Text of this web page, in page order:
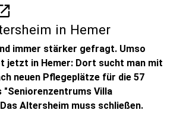
in Hemer
immer stärker gefragt. Umso
jetzt in Hemer: Dort sucht man mit
neuen Pflegeplätze für die 57
"Seniorenzentrums Villa
Altersheim muss schließen.